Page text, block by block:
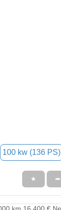
100 kw (136 PS)
★ ➦